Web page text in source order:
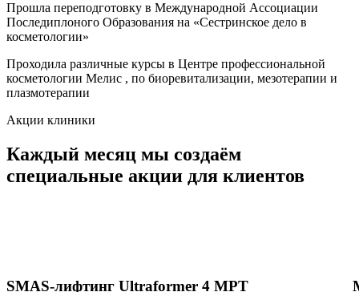
Прошла переподготовку в Международной Ассоциации
Последиплоного Образования на «Сестринское дело в
косметологии»
Проходила различные курсы в Центре профессиональной
косметологии Мелис , по биоревитализации, мезотерапии и
плазмотерапии
Акции клиники
Каждый месяц мы создаём
специальные акции для клиентов
SMAS-лифтинг Ultraformer 4 MPT